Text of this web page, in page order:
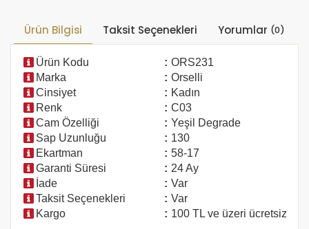
Ürün Bilgisi Taksit Seçenekleri Yorumlar (0)
Ürün Kodu : ORS231
Marka
: Orselli
Cinsiyet
: Kadın
Renk
: C03
Cam Özelliği
: Yeşil Degrade
Sap Uzunluğu
: 130
Ekartman
: 58-17
Garanti Süresi
: 24 Ay
İade
: Var
Taksit Seçenekleri
: Var
Kargo
: 100 TL ve üzeri ücretsiz